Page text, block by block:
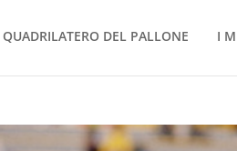
DEL PALLONE I